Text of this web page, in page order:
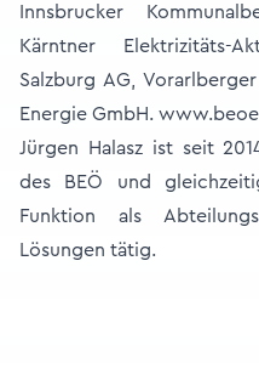
Innsbrucker
Kärntner Elektrizitäts-
Salzburg AG,
Energie GmbH.
Jürgen Halasz ist seit
des BEÖ und
Funktion als
Lösungen tätig.